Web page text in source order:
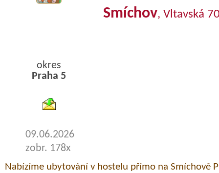
Smíchov, Vltavská
okres
Praha 5
09.06.2026
zobr. 178x
Nabízíme ubytování v hostelu přímo na Smíchově